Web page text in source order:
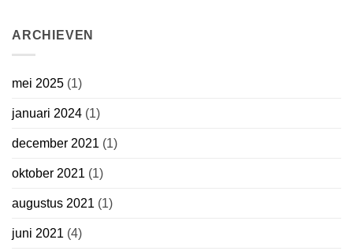
ARCHIEVEN
mei 2025 (1)
januari 2024 (1)
december 2021 (1)
oktober 2021 (1)
augustus 2021 (1)
juni 2021 (4)